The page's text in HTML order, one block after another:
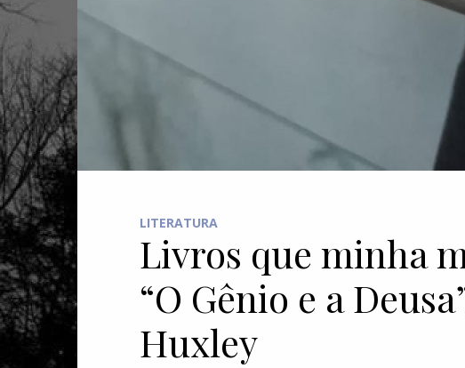
LITERATURA
Livros que minha
“O Gênio e a
Huxley